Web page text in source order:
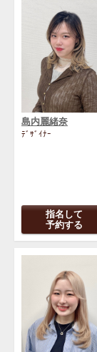
島内麗緒奈
ﾃﾞｻﾞｲﾅｰ
指名して
予約する